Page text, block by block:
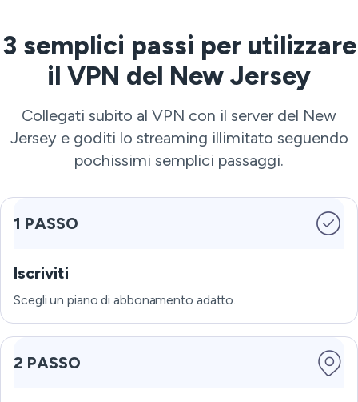
3 semplici passi per utilizzare
il VPN del New Jersey
Collegati subito al VPN con il server del New
Jersey e goditi lo streaming illimitato seguendo
pochissimi semplici passaggi.
1 PASSO
Iscriviti
Scegli un piano di abbonamento adatto.
2 PASSO